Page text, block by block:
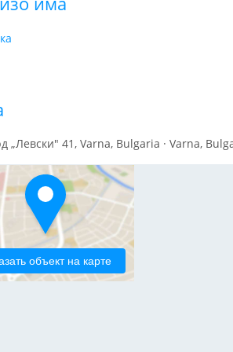
„Левски" 41, Varna, Bulgaria · Varna,
объект на карте